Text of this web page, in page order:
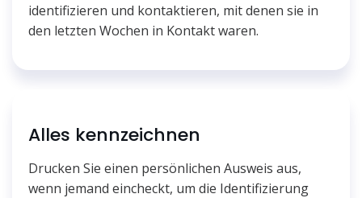
identifizieren und kontaktieren, mit denen sie in
den letzten Wochen in Kontakt waren.
Alles kennzeichnen
Drucken Sie einen persönlichen Ausweis aus,
wenn jemand eincheckt, um die Identifizierung